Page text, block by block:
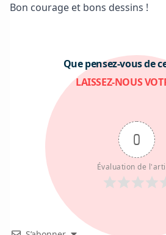
Bon courage et bons dessins !
Que pensez-vous de
LAISSEZ-NOUS
0
Évaluation de